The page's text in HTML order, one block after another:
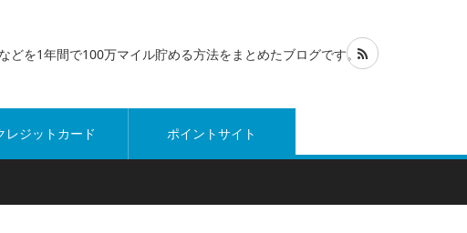
どを1年間で100万マイル貯める方法をまとめたブログです。
レジットカード ポイントサイト